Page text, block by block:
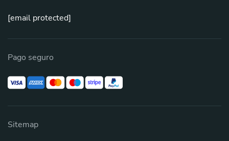
[email protected]
Pago seguro
Sitemap